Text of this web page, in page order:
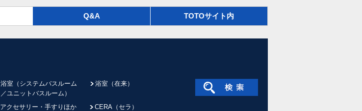
Q&A TOTOサイト内
浴室（システムバスルーム
／ユニットバスルーム）
浴室（在来）
アクセサリー・手すりほか CERA（セラ）